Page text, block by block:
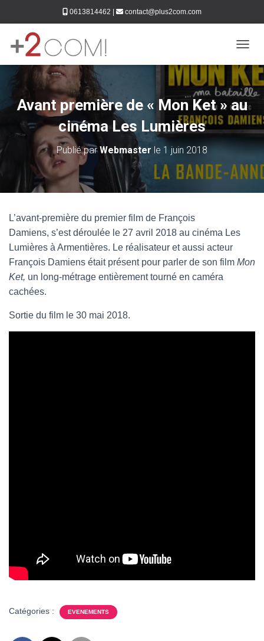
0613814462 contact@plus2com.com
Avant première de « Mon Ket » au
cinéma Les Lumières
Publié parWebmaster le 1 juin 2018
L’avant-première du premier film de François
Damiens, s’est déroulée le 27 avril 2018 au cinéma Les
Lumières à Armentières. Le réalisateur et aussi acteur
François Damiens était présent pour parler de son film Mon
Ket, un long-métrage entièrement tourné en caméra
cachées.
Sortie du film le 30 mai 2018.
Catégories : EVENEMENTS